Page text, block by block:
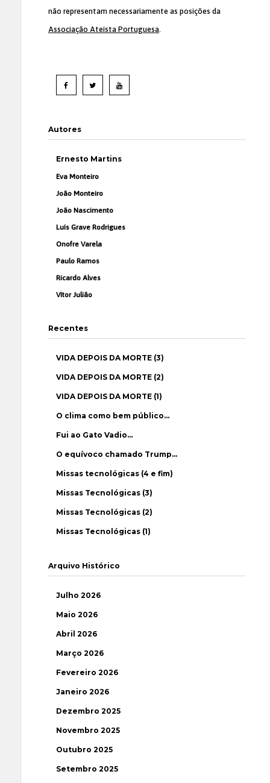
não representam necessariamente as posições da
Associação Ateísta Portuguesa.
Autores
Ernesto Martins
Eva Monteiro
João Monteiro
João Nascimento
Luís Grave Rodrigues
Onofre Varela
Paulo Ramos
Ricardo Alves
Vítor Julião
Recentes
VIDA DEPOIS DA MORTE (3)
VIDA DEPOIS DA MORTE (2)
VIDA DEPOIS DA MORTE (1)
O clima como bem público…
Fui ao Gato Vadio…
O equívoco chamado Trump…
Missas tecnológicas (4 e fim)
Missas Tecnológicas (3)
Missas Tecnológicas (2)
Missas Tecnológicas (1)
Arquivo Histórico
Julho 2026
Maio 2026
Abril 2026
Março 2026
Fevereiro 2026
Janeiro 2026
Dezembro 2025
Novembro 2025
Outubro 2025
Setembro 2025